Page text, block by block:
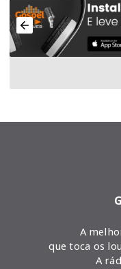
A
que toca os
A